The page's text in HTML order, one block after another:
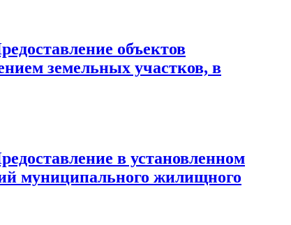
объектов
земельных участков, в
в установленном
муниципального жилищного